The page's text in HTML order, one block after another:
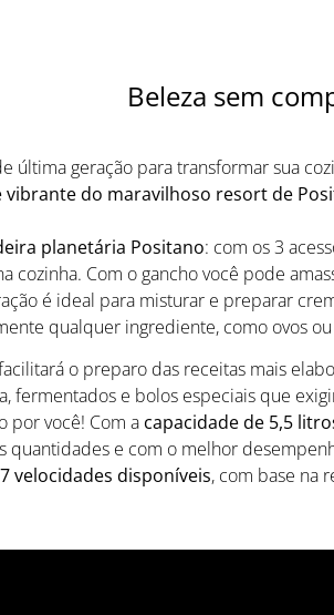
Beleza sem
última geração para transformar sua
vibrante do maravilhoso resort de
planetária Positano: com os 3
cozinha. Com o gancho você pode
é ideal para misturar e preparar
qualquer ingrediente, como ovos
o preparo das receitas mais
fermentados e bolos especiais que
por você! Com a capacidade de 5,5
quantidades e com o melhor
7 velocidades disponíveis, com base na